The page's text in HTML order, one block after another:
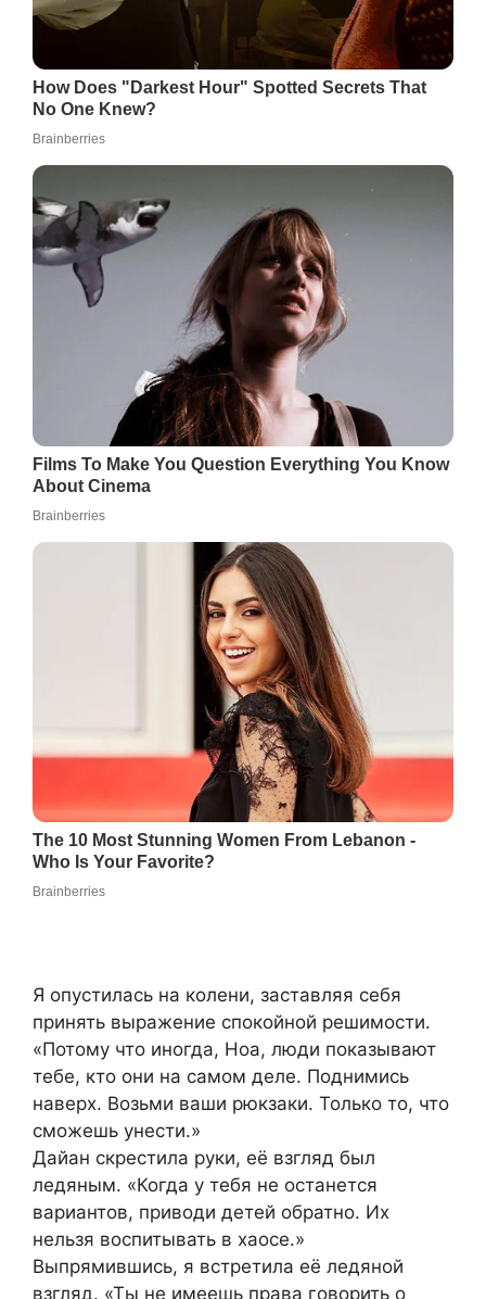
Я опустилась на колени, заставляя себя
принять выражение спокойной решимости.
«Потому что иногда, Ноа, люди показывают
тебе, кто они на самом деле. Поднимись
наверх. Возьми ваши рюкзаки. Только то, что
сможешь унести.»
Дайан скрестила руки, её взгляд был
ледяным. «Когда у тебя не останется
вариантов, приводи детей обратно. Их
нельзя воспитывать в хаосе.»
Выпрямившись, я встретила её ледяной
взгляд. «Ты не имеешь права говорить о